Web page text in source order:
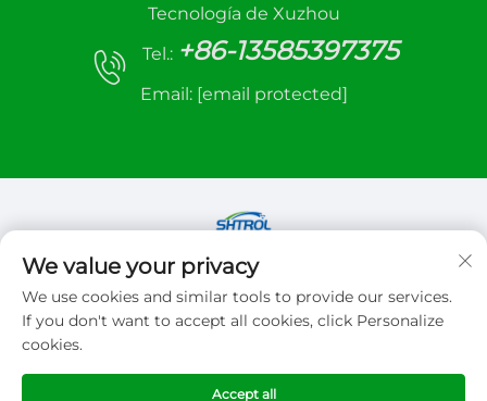
Tecnología de Xuzhou
Tel.: +86-13585397375
Email: [email protected]
Derechos de autor © 2026 Xuzhou sanhe
automatic control equipment Co.,LTD. Todos los
derechos reservados
We value your privacy
We use cookies and similar tools to provide our services.
If you don't want to accept all cookies, click Personalize
cookies.
Accept all